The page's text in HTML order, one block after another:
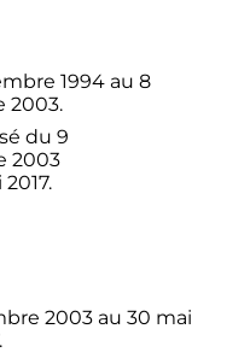
1994 au 8
2003.
2003 au 30 mai